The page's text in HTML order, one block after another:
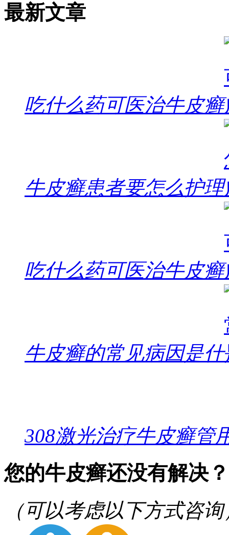
最新文章
吃什么药可医治牛皮癣
牛皮癣患者要怎么护理
吃什么药可医治牛皮癣
牛皮癣的常见病因是什
308激光治疗牛皮癣管
您的牛皮癣还没有解决？
（可以考虑以下方式咨询